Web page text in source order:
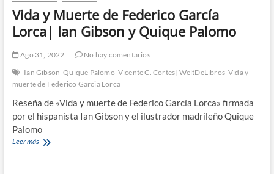
Vida y Muerte de Federico García
Lorca| Ian Gibson y Quique Palomo
Ago 31, 2022
No hay comentarios
Ian Gibson Quique Palomo Vicente C. Cortes| WeltDeLibros Vida y
muerte de Federico Garcia Lorca
Reseña de «Vida y muerte de Federico García Lorca» firmada
por el hispanista Ian Gibson y el ilustrador madrileño Quique
Palomo
Leer másVida